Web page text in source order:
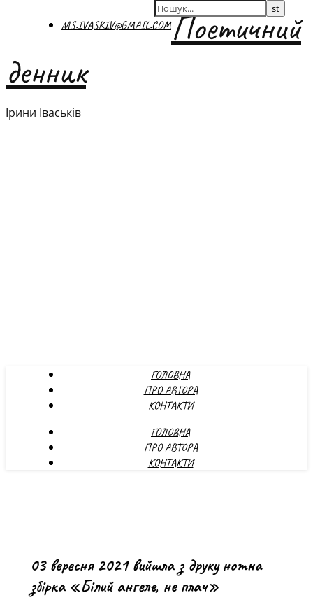
MS.IVASKIV@GMAIL.COMПоетичний
денник
Ірини Іваськів
ГОЛОВНА
ПРО АВТОРА
КОНТАКТИ
ГОЛОВНА
ПРО АВТОРА
КОНТАКТИ
03 вересня 2021 вийшла з друку нотна
збірка «Білий ангеле, не плач»